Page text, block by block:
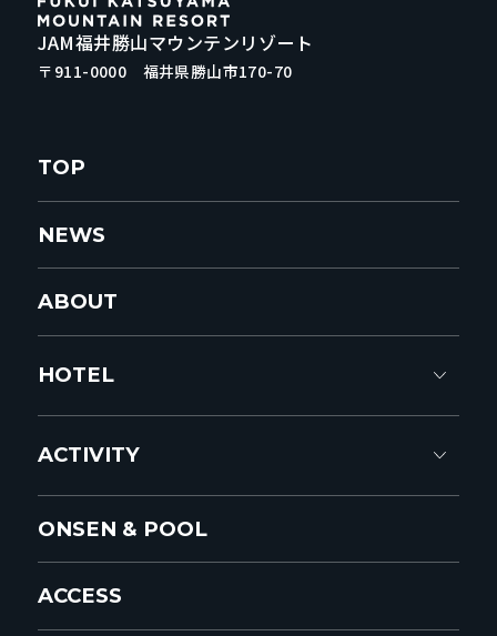
JAM福井勝山マウンテンリゾート
〒911-0000 福井県勝山市170-70
TOP
NEWS
ABOUT
HOTEL
ACTIVITY
ONSEN & POOL
ACCESS